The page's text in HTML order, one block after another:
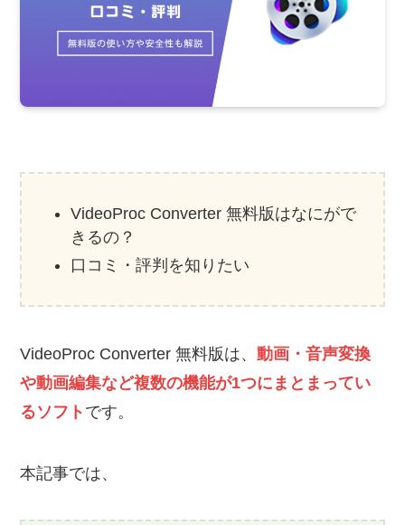
VideoProc Converter 無料版はなにがで
きるの？
口コミ・評判を知りたい
VideoProc Converter 無料版は、動画・音声変換
や動画編集など複数の機能が1つにまとまってい
るソフト です。
本記事では、